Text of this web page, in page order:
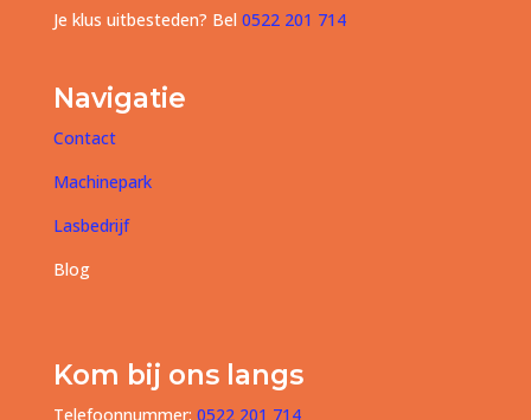
Je klus uitbesteden? Bel 0522 201 714
Navigatie
Contact
Machinepark
Lasbedrijf
Blog
Kom bij ons langs
Telefoonnummer: 0522 201 714